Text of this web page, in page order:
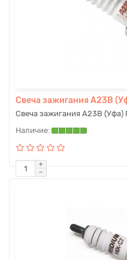
Свеча зажигания А23В
Свеча зажигания А23В (Уфа)